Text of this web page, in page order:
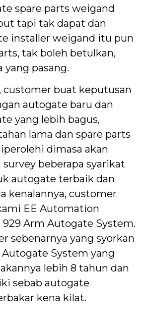
spare parts weigand
tapi tak dapat dan
installer weigand itu pun
tak boleh betulkan,
yang pasang.
customer buat keputusan
autogate baru dan
yang lebih bagus,
lama dan spare parts
dimasa akan
beberapa syarikat
autogate terbaik dan
kenalannya, customer
EE Automation
929 Arm Autogate System.
sebenarnya yang syorkan
Autogate System yang
lebih 8 tahun dan
sebab autogate
kena kilat.